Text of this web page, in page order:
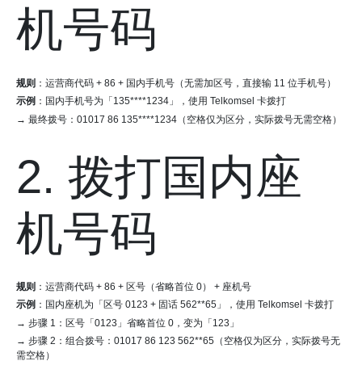
机号码
规则 ：运营商代码 + 86 + 国内手机号（无需加区号，直接输 11 位手机号）
示例 ：国内手机号为「135****1234」，使用 Telkomsel 卡拨打
→ 最终拨号：01017 86 135****1234（空格仅为区分，实际拨号无需空格）
2. 拨打国内座
机号码
规则 ：运营商代码 + 86 + 区号（省略首位 0） + 座机号
示例 ：国内座机为「区号 0123 + 固话 562**65」，使用 Telkomsel 卡拨打
→ 步骤 1：区号「0123」省略首位 0，变为「123」
→ 步骤 2：组合拨号：01017 86 123 562**65（空格仅为区分，实际拨号无
需空格）